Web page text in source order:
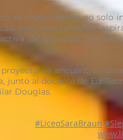
se pretendemos no solo
nulo, sino también
de procesos
se encuentra
junto al docente de Ed.
Douglas.
#LiceoSaraBraun